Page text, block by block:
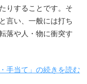
りすることです。そ
言い、一般には打ち
落や人・物に衝突す
手当て」の続きを読む